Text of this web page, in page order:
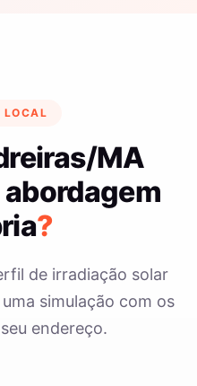
LOCAL
MA
?
de irradiação solar
simulação com os
endereço.